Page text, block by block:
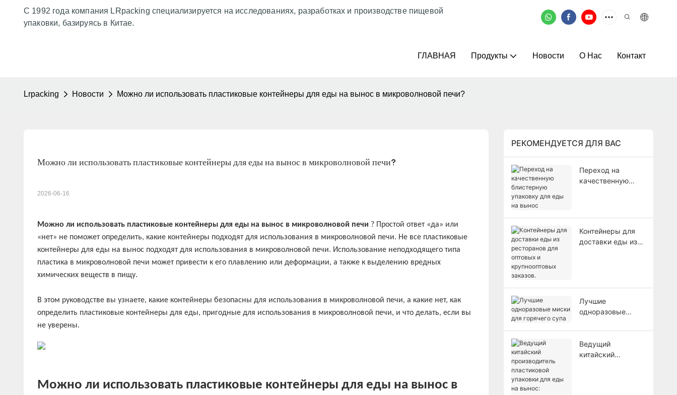
С 1992 года компания LRpacking специализируется на исследованиях, разработках и производстве пищевой
упаковки, базируясь в Китае.
ГЛАВНАЯ Продукты Новости О Нас Контакт
Lrpacking Новости Можно ли использовать пластиковые контейнеры для еды на вынос в микроволновой печи?
Можно ли использовать пластиковые контейнеры для еды на вынос в микроволновой печи?
2026-06-16
Можно ли использовать пластиковые контейнеры для еды на вынос в микроволновой печи ? Простой ответ «да» или
«нет» не поможет определить, какие контейнеры подходят для использования в микроволновой печи. Не все пластиковые
контейнеры для еды на вынос подходят для использования в микроволновой печи. Использование неподходящего типа
пластика в микроволновой печи может привести к его плавлению или деформации, а также к выделению вредных
химических веществ в пищу.
В этом руководстве вы узнаете, какие контейнеры безопасны для использования в микроволновой печи, а какие нет, как
определить пластиковые контейнеры для еды, пригодные для использования в микроволновой печи, и что делать, если вы
не уверены.
Можно ли использовать пластиковые контейнеры для еды на вынос в
РЕКОМЕНДУЕТСЯ ДЛЯ ВАС
Переход на
качественную
Контейнеры для
доставки еды из
Лучшие
одноразовые
горячего супа
Ведущий
китайский